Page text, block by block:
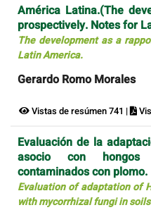
América Latina.(The
prospectively. Notes for
The development as a
Latin America.
Gerardo Romo Morales
Vistas de resúmen 741 |
Evaluación de la
asocio con hongos
contaminados con plomo.
Evaluation of adaptation of
with mycorrhizal fungi in